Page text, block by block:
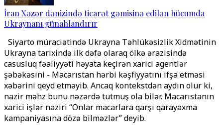
İran Xəzər dənizində ticarət gəmisinə edilən hücumda
Ukraynanı günahlandırır
Siyarto müraciətində Ukrayna Təhlükəsizlik Xidmətinin
Ukrayna tarixində ilk dəfə olaraq ölkə ərazisində
casusluq fəaliyyəti həyata keçirən xarici agentlər
şəbəkəsini - Macarıstan hərbi kəşfiyyatını ifşa etməsi
xəbərini qeyd etməyib. Ancaq kontekstdən aydın olur ki,
nazir məhz bunu nəzərdə tutmuş ola bilər. Macarıstanın
xarici işlər naziri “Onlar macarlara qarşı qarayaxma
kampaniyasına dözə bilməzlər” deyib.